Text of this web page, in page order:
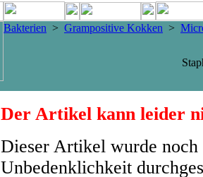
Bakterien > Grampositive Kokken >
Der Artikel kann leider
Dieser Artikel wurde
Unbedenklichkeit